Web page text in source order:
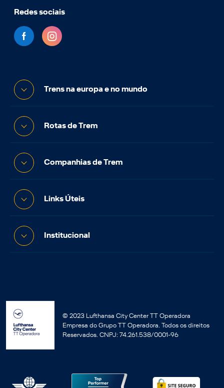
Redes sociais
Trens na europa e no mundo
Rotas de Trem
Companhias de Trem
Links Úteis
Institucional
© 2023 Lufthansa City Center TT Operadora
Empresa do Grupo TT Operadora. Todos os direitos
Reservados. CNPJ: 74.261.538/0001-96